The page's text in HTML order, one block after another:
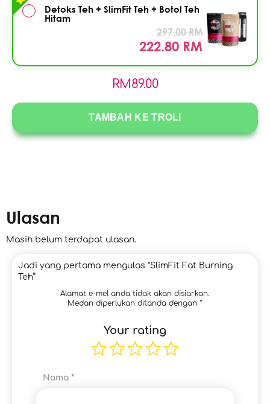
Detoks Teh + SlimFit Teh + Botol Teh
Hitam
297.00 RM
222.80 RM
RM89.00
TAMBAH KE TROLI
Ulasan
Masih belum terdapat ulasan.
Jadi yang pertama mengulas “SlimFit Fat Burning
Teh”
Alamat e-mel anda tidak akan disiarkan.
Medan diperlukan ditanda dengan *
Your rating
Nama *